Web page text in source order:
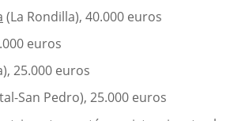
(La Rondilla), 40.000 euros
euros
25.000 euros
San Pedro), 25.000 euros